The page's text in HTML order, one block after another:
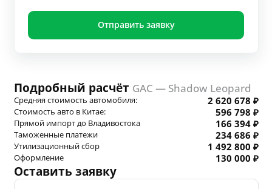
Отправить заявку
Подробный расчёт GAC — Shadow Leopard
Средняя стоимость автомобиля: 2 620 678 ₽
Стоимость авто в Китае: 596 798 ₽
Прямой импорт до Владивостока 166 394 ₽
Таможенные платежи 234 686 ₽
Утилизационный сбор 1 492 800 ₽
Оформление 130 000 ₽
Оставить заявку